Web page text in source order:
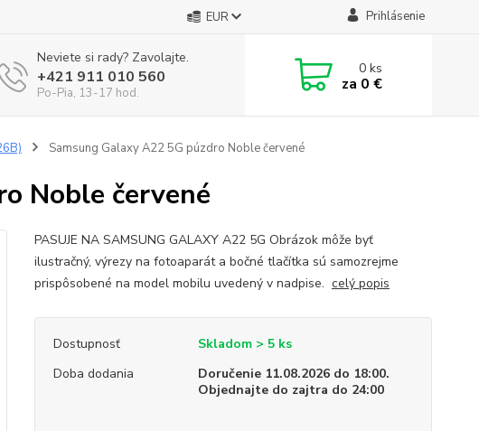
EUR Prihlásenie
Neviete si rady? Zavolajte.
+421 911 010 560
Po-Pia, 13-17 hod.
0ks
za 0 €
Samsung Galaxy A22 5G púzdro Noble červené
Noble červené
PASUJE NA SAMSUNG GALAXY A22 5G Obrázok môže byť
ilustračný, výrezy na fotoaparát a bočné tlačítka sú samozrejme
prispôsobené na model mobilu uvedený v nadpise. celý popis
Dostupnosť
Skladom > 5 ks
Doba dodania
Doručenie 11.08.2026 do 18:00.
Objednajte do zajtra do 24:00